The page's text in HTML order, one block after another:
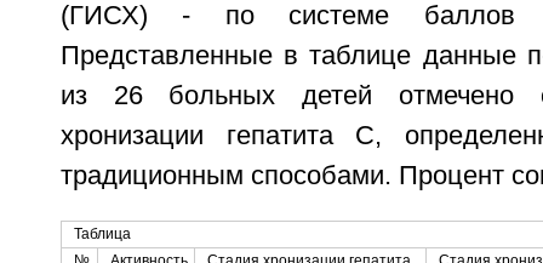
(ГИСХ) - по системе баллов
Представленные в таблице данные
из 26 больных детей отмечено
хронизации гепатита C,
традиционным способами. Процент
Таблица